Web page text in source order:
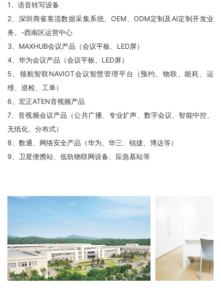
1、语音转写设备
2、深圳商雀客流数据采集系统、OEM、ODM定制及AI定制开发业
务。-西南区运营中心
3、MAXHUB会议产品（会议平板、LED屏）
4、华为会议产品（会议平板、LED屏）
5、领航智联NAVIOT会议智慧管理平台（预约、物联、能耗、运
维、巡检、工单）
6、宏正ATEN音视频产品
7、音视频会议产品（公共广播、专业扩声、数字会议、智能中控、
无纸化、分布式）
8、数通、网络安全产品（华为、华三、锐捷、博达等）
9、卫星便携站、低轨物联网设备、应急基站等